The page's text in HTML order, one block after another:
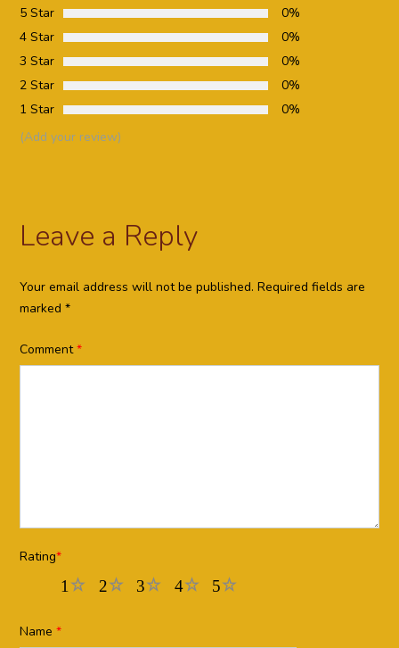
5 Star
0%
4 Star
0%
3 Star
0%
2 Star
0%
1 Star
0%
(Add your review)
Leave a Reply
Your email address will not be published. Required fields are
marked *
Comment*
Rating*
5
4
3
2
1
Name *